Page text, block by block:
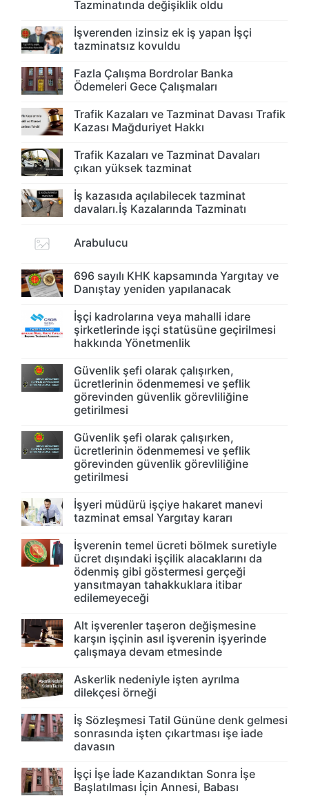
Tazminatında değişiklik oldu
İşverenden izinsiz ek iş yapan İşçi
tazminatsız kovuldu
Fazla Çalışma Bordrolar Banka
Ödemeleri Gece Çalışmaları
Trafik Kazaları ve Tazminat Davası Trafik
Kazası Mağduriyet Hakkı
Trafik Kazaları ve Tazminat Davaları
çıkan yüksek tazminat
İş kazasıda açılabilecek tazminat
davaları.İş Kazalarında Tazminatı
Arabulucu
696 sayılı KHK kapsamında Yargıtay ve
Danıştay yeniden yapılanacak
İşçi kadrolarına veya mahalli idare
şirketlerinde işçi statüsüne geçirilmesi
hakkında Yönetmenlik
Güvenlik şefi olarak çalışırken,
ücretlerinin ödenmemesi ve şeflik
görevinden güvenlik görevliliğine
getirilmesi
Güvenlik şefi olarak çalışırken,
ücretlerinin ödenmemesi ve şeflik
görevinden güvenlik görevliliğine
getirilmesi
İşyeri müdürü işçiye hakaret manevi
tazminat emsal Yargıtay kararı
İşverenin temel ücreti bölmek suretiyle
ücret dışındaki işçilik alacaklarını da
ödenmiş gibi göstermesi gerçeği
yansıtmayan tahakkuklara itibar
edilemeyeceği
Alt işverenler taşeron değişmesine
karşın işçinin asıl işverenin işyerinde
çalışmaya devam etmesinde
Askerlik nedeniyle işten ayrılma
dilekçesi örneği
İş Sözleşmesi Tatil Gününe denk gelmesi
sonrasında işten çıkartması işe iade
davasın
İşçi İşe İade Kazandıktan Sonra İşe
Başlatılması İçin Annesi, Babası